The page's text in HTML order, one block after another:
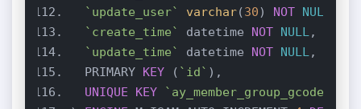
`update_user`
varchar(30) NOT NULL
`create_time`
datetime NOT NULL
`update_time`
datetime NOT NULL
PRIMARY KEY ( `id`
UNIQUE
KEY `ay_member_group_gcode`